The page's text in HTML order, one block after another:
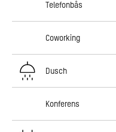
Telefonbås
Coworking
Dusch
Konferens